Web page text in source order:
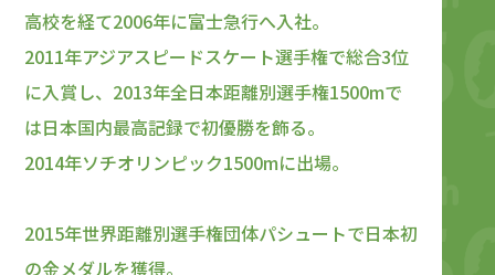
高校を経て2006年に富士急行へ入社。
2011年アジアスピードスケート選手権で総合3位
に入賞し、2013年全日本距離別選手権1500mで
は日本国内最高記録で初優勝を飾る。
2014年ソチオリンピック1500mに出場。
2015年世界距離別選手権団体パシュートで日本初
の金メダルを獲得。